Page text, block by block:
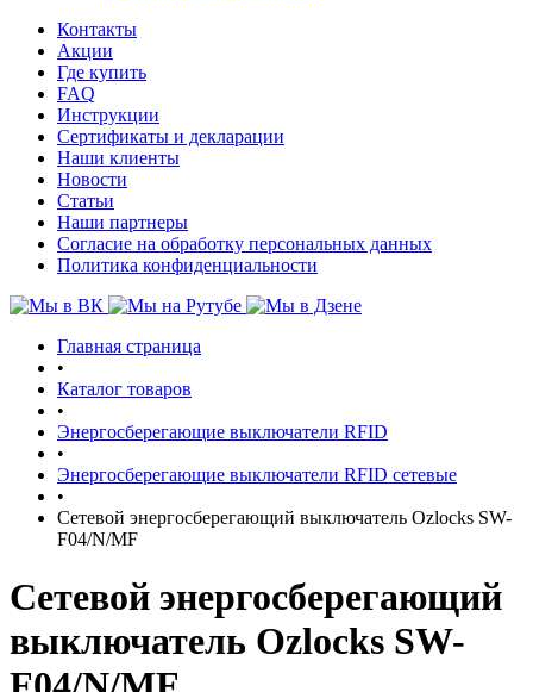
Контакты
Акции
Где купить
FAQ
Инструкции
Сертификаты и декларации
Наши клиенты
Новости
Статьи
Наши партнеры
Согласие на обработку персональных данных
Политика конфиденциальности
Главная страница
•
Каталог товаров
•
Энергосберегающие выключатели RFID
•
Энергосберегающие выключатели RFID сетевые
•
Сетевой энергосберегающий выключатель Ozlocks SW-
F04/N/MF
Сетевой энергосберегающий
выключатель Ozlocks SW-